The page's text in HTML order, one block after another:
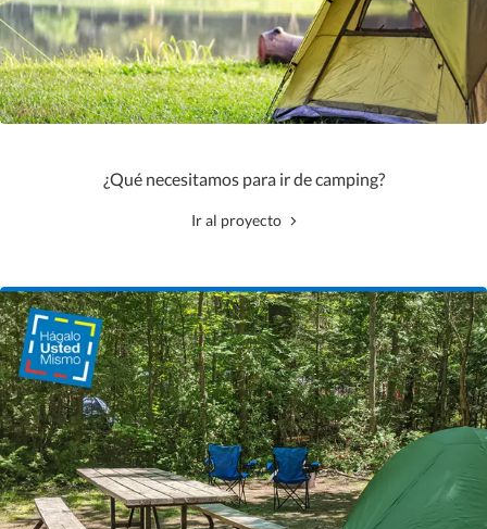
¿Qué necesitamos para ir de camping?
Ir al proyecto